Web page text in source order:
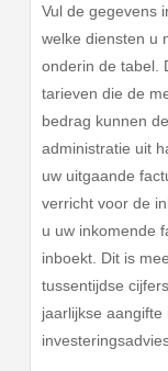
Vul de gegevens
welke diensten u
onderin de tabel.
tarieven die de
bedrag kunnen
administratie uit
uw uitgaande
verricht voor de
u uw inkomende
inboekt. Dit is
tussentijdse
jaarlijkse